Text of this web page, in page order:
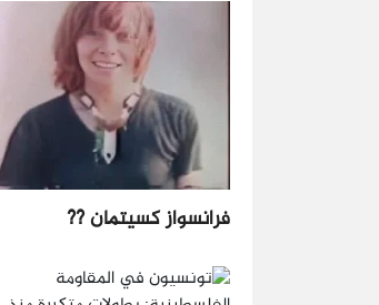
فرانسواز كسيتمان ??